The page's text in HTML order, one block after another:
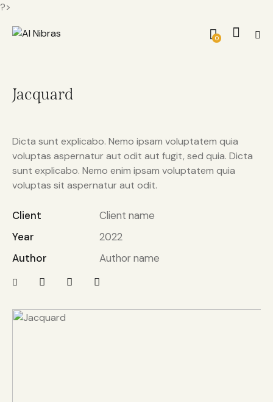
?>
0
Jacquard
Dicta sunt explicabo. Nemo ipsam voluptatem quia
voluptas aspernatur aut odit aut fugit, sed quia. Dicta
sunt explicabo. Nemo enim ipsam voluptatem quia
voluptas sit aspernatur aut odit.
Client
Client name
Year
2022
Author
Author name